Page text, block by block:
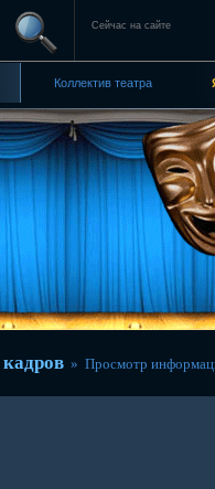
Сейчас на сайте
Коллектив театра
» Просмотр